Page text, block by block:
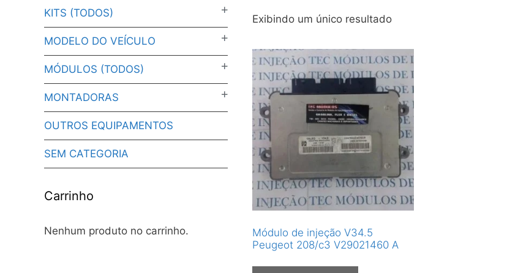
Exibindo um único resultado
Módulo de injeção V34.5
Peugeot 208/c3 V29021460 A
KITS (TODOS)
MODELO DO VEÍCULO
MÓDULOS (TODOS)
MONTADORAS
OUTROS EQUIPAMENTOS
SEM CATEGORIA
Carrinho
Nenhum produto no carrinho.